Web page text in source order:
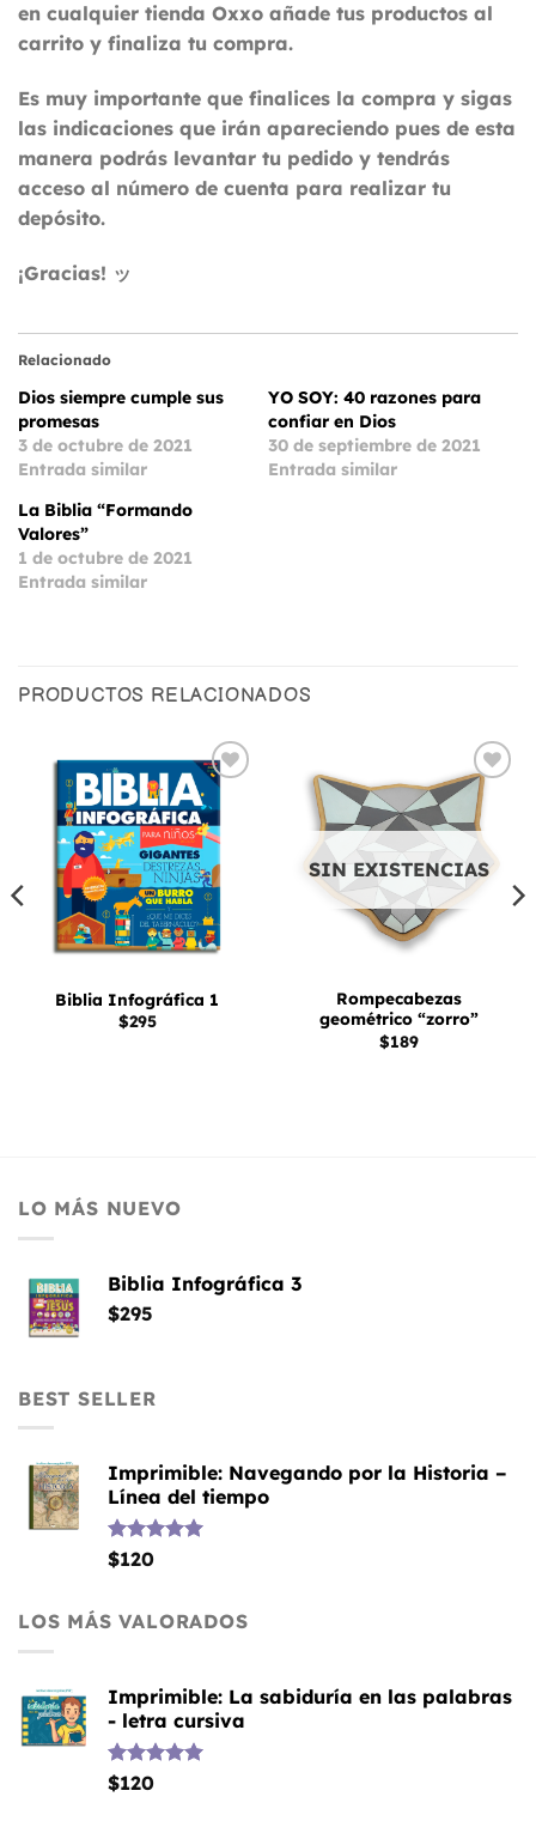
en cualquier tienda Oxxo añade tus productos al
carrito y finaliza tu compra.
Es muy importante que finalices la compra y sigas
las indicaciones que irán apareciendo pues de esta
manera podrás levantar tu pedido y tendrás
acceso al número de cuenta para realizar tu
depósito.
¡Gracias! ッ
Relacionado
Dios siempre cumple sus
promesas
3 de octubre de 2021
Entrada similar
YO SOY: 40 razones para
confiar en Dios
30 de septiembre de 2021
Entrada similar
La Biblia “Formando
Valores”
1 de octubre de 2021
Entrada similar
PRODUCTOS RELACIONADOS
Añadir
a la
lista
de
deseos
Biblia Infográfica 1
$295
Añadir
a la
lista
de
deseos
SIN EXISTENCIAS
Rompecabezas
geométrico “zorro”
$189
LO MÁS NUEVO
Biblia Infográfica 3
$295
BEST SELLER
Imprimible: Navegando por la Historia –
Línea del tiempo
Valorado
$120
LOS MÁS VALORADOS
Imprimible: La sabiduría en las palabras
- letra cursiva
Valorado
$120